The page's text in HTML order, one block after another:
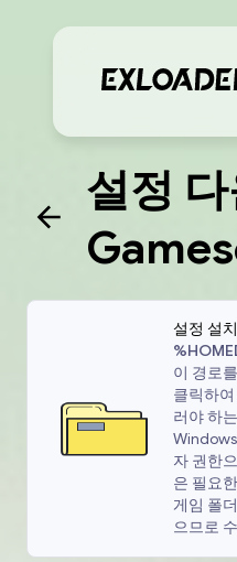
설정
설정 설
이 경로
클릭하
러야 하
자 권한
은 필요
게임 폴
으므로